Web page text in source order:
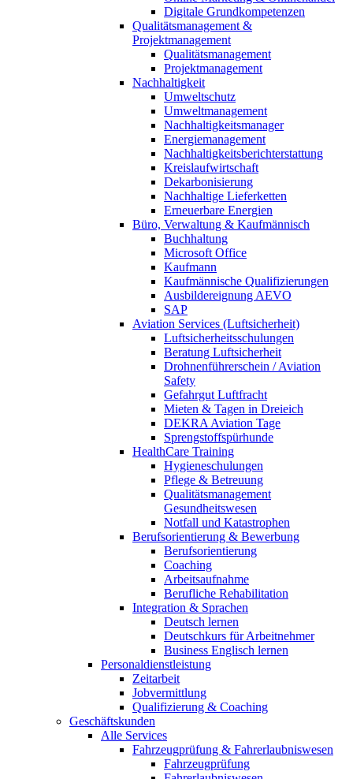
Digitale Grundkompetenzen
Qualitätsmanagement &
Projektmanagement
Qualitätsmanagement
Projektmanagement
Nachhaltigkeit
Umweltschutz
Umweltmanagement
Nachhaltigkeitsmanager
Energiemanagement
Nachhaltigkeitsberichterstattung
Kreislaufwirtschaft
Dekarbonisierung
Nachhaltige Lieferketten
Erneuerbare Energien
Büro, Verwaltung & Kaufmännisch
Buchhaltung
Microsoft Office
Kaufmann
Kaufmännische Qualifizierungen
Ausbildereignung AEVO
SAP
Aviation Services (Luftsicherheit)
Luftsicherheitsschulungen
Beratung Luftsicherheit
Drohnenführerschein / Aviation
Safety
Gefahrgut Luftfracht
Mieten & Tagen in Dreieich
DEKRA Aviation Tage
Sprengstoffspürhunde
HealthCare Training
Hygieneschulungen
Pflege & Betreuung
Qualitätsmanagement
Gesundheitswesen
Notfall und Katastrophen
Berufsorientierung & Bewerbung
Berufsorientierung
Coaching
Arbeitsaufnahme
Berufliche Rehabilitation
Integration & Sprachen
Deutsch lernen
Deutschkurs für Arbeitnehmer
Business Englisch lernen
Personaldienstleistung
Zeitarbeit
Jobvermittlung
Qualifizierung & Coaching
Geschäftskunden
Alle Services
Fahrzeugprüfung & Fahrerlaubniswesen
Fahrzeugprüfung